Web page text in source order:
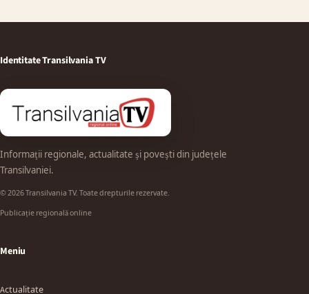
Identitate Transilvania TV
Informații regionale, actualitate și povești din județele
Transilvaniei.
© 2026 Transilvania TV. Toate drepturile rezervate.
Publicație regională online
Meniu
Actualitate